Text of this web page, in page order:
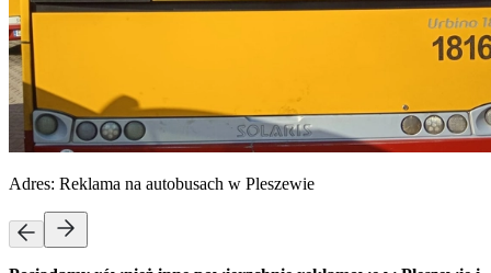
Adres: Reklama na autobusach w Pleszewie